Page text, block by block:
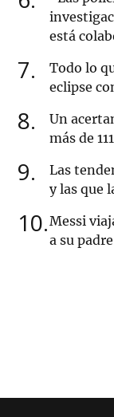
está
7
Todo lo
eclipse
8
Un
más de
9
Las
y las que
10 Messi
a su padre